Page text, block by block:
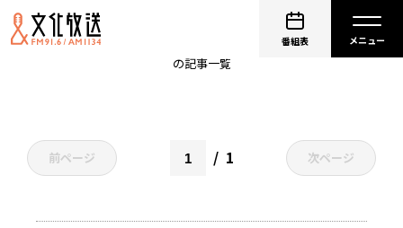
番組表
の記事一覧
前ページ 1 次ページ